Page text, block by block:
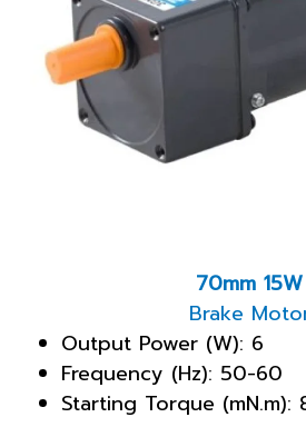
70mm 15W
Brake
Output Power (W): 6
Frequency (Hz): 50-60
Starting Torque (mN.m):